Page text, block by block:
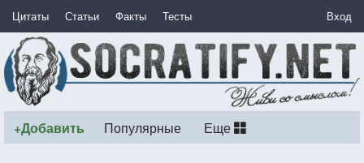
Цитаты Статьи Факты Тесты Вход
+Добавить Популярные Еще